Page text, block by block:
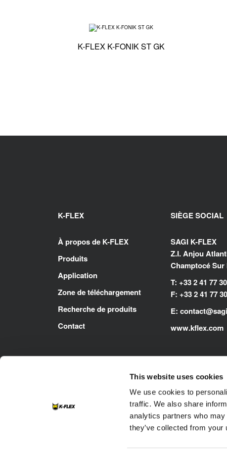
This website uses cookies
We use cookies to
traffic. We also share
analytics partners who
they’ve collected from
K-FLEX K-FONIK ST GK
K-FLEX
À propos de K-FLEX
Produits
Application
Zone de téléchargement
Recherche de produits
Contact
SIÈGE SOCIAL
SAGI K-FLEX
Z.I. Anjou
Champtocé Sur
T: +33 2 41 77
F: +33 2 41 77
E:
www.kflex.com
Politique relative aux cookies